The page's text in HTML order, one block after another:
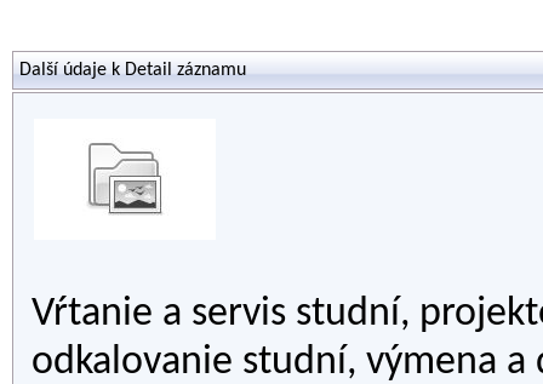
Další údaje k Detail záznamu
Vŕtanie a servis studní,
odkalovanie studní, výmena